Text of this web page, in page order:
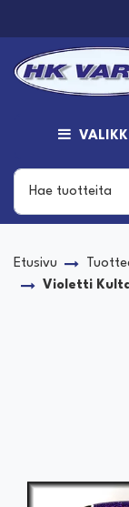
Etusivu
Violetti